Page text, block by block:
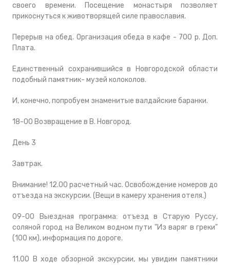
своего времени. Посещение монастыря позволяет
прикоснуться к животворящей силе православия.
Перерыв на обед. Организация обеда в кафе - 700 р. Доп.
Плата.
Единственный сохранившийся в Новгородской области
подобный памятник- музей колоколов.
И, конечно, попробуем знаменитые валдайские баранки.
18-00 Возвращение в В. Новгород.
День 3
Завтрак.
Внимание! 12.00 расчетный час. Освобождение номеров до
отъезда на экскурсии. (Вещи в камеру хранения отеля.)
09-00 Выездная программа: отъезд в Старую Руссу,
соляной город на Великом водном пути "Из варяг в греки"
(100 км), информация по дороге.
11.00 В ходе обзорной экскурсии, мы увидим памятники